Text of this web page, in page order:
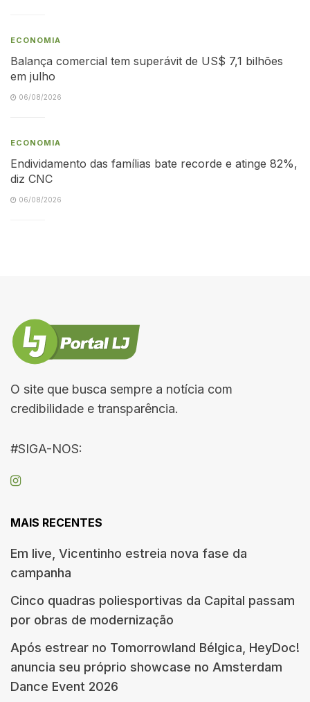
ECONOMIA
Balança comercial tem superávit de US$ 7,1 bilhões
em julho
06/08/2026
ECONOMIA
Endividamento das famílias bate recorde e atinge 82%,
diz CNC
06/08/2026
O site que busca sempre a notícia com
credibilidade e transparência.
#SIGA-NOS:
MAIS RECENTES
Em live, Vicentinho estreia nova fase da
campanha
Cinco quadras poliesportivas da Capital passam
por obras de modernização
Após estrear no Tomorrowland Bélgica, HeyDoc!
anuncia seu próprio showcase no Amsterdam
Dance Event 2026